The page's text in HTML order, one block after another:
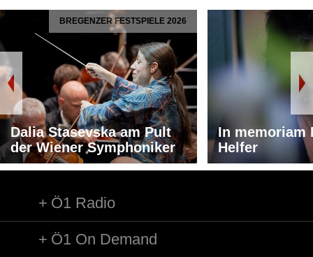
BREGENZER FESTSPIELE 2026
Dalia Stasevska am Pult
der Wiener Symphoniker
In memoriam
Helfer
Ö1 Radio
Ö1 On Demand